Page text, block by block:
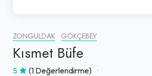
ZONGULDAK GÖKÇEBEY
Kısmet Büfe
5 (1 Değerlendirme)